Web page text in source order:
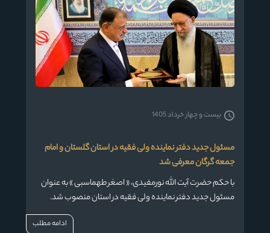
مسئول جدید دفتر نماینده ولی فقیه در استان گلستان و امام
جمعه گرگان معرفی شد
با حکم حضرت آیت الله نورمفیدی، « اصغر طهماسبی » به عنوان
مسئول جدید دفتر نماینده ولی فقیه در استان منصوب شد.
بیست و چهار خرداد 1405
ادامه مطلب